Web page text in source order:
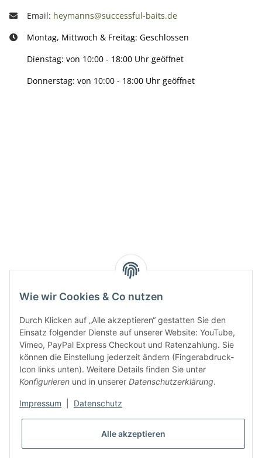
Wie wir Cookies & Co nutzen
Durch Klicken auf „Alle akzeptieren“ gestatten Sie den
Einsatz folgender Dienste auf unserer Website: YouTube,
Vimeo, PayPal Express Checkout und Ratenzahlung. Sie
können die Einstellung jederzeit ändern (Fingerabdruck-
Icon links unten). Weitere Details finden Sie unter
Konfigurieren und in unserer Datenschutzerklärung.
Impressum Datenschutz
Alle akzeptieren
Email: heymanns@successful-baits.de
Montag, Mittwoch & Freitag: Geschlossen
Dienstag: von 10:00 - 18:00 Uhr geöffnet
Donnerstag: von 10:00 - 18:00 Uhr geöffnet
Gesetzliche Informationen
* Alle Preise inkl. gesetzlicher USt., zzgl.